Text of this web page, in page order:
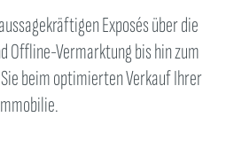
Exposés über die
Offline-Vermarktung bis hin zum
beim optimierten Verkauf Ihrer